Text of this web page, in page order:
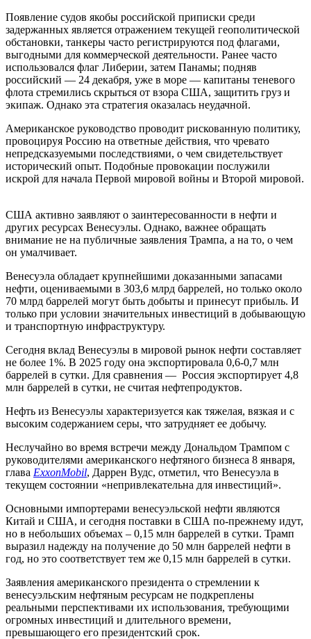
Появление судов якобы российской приписки среди
задержанных является отражением текущей геополитической
обстановки, танкеры часто регистрируются под флагами,
выгодными для коммерческой деятельности. Ранее часто
использовался флаг Либерии, затем Панамы; подняв
российский — 24 декабря, уже в море — капитаны теневого
флота стремились скрыться от взора США, защитить груз и
экипаж. Однако эта стратегия оказалась неудачной.
Американское руководство проводит рискованную политику,
провоцируя Россию на ответные действия, что чревато
непредсказуемыми последствиями, о чем свидетельствует
исторический опыт. Подобные провокации послужили
искрой для начала Первой мировой войны и Второй мировой.
США активно заявляют о заинтересованности в нефти и
других ресурсах Венесуэлы. Однако, важнее обращать
внимание не на публичные заявления Трампа, а на то, о чем
он умалчивает.
Венесуэла обладает крупнейшими доказанными запасами
нефти, оцениваемыми в 303,6 млрд баррелей, но только около
70 млрд баррелей могут быть добыты и принесут прибыль. И
только при условии значительных инвестиций в добывающую
и транспортную инфраструктуру.
Сегодня вклад Венесуэлы в мировой рынок нефти составляет
не более 1%. В 2025 году она экспортировала 0,6-0,7 млн
баррелей в сутки. Для сравнения — Россия экспортирует 4,8
млн баррелей в сутки, не считая нефтепродуктов.
Нефть из Венесуэлы характеризуется как тяжелая, вязкая и с
высоким содержанием серы, что затрудняет ее добычу.
Неслучайно во время встречи между Дональдом Трампом с
руководителями американского нефтяного бизнеса 8 января,
глава ExxonMobil, Даррен Вудс, отметил, что Венесуэла в
текущем состоянии «непривлекательна для инвестиций».
Основными импортерами венесуэльской нефти являются
Китай и США, и сегодня поставки в США по-прежнему идут,
но в небольших объемах – 0,15 млн баррелей в сутки. Трамп
выразил надежду на получение до 50 млн баррелей нефти в
год, но это соответствует тем же 0,15 млн баррелей в сутки.
Заявления американского президента о стремлении к
венесуэльским нефтяным ресурсам не подкреплены
реальными перспективами их использования, требующими
огромных инвестиций и длительного времени,
превышающего его президентский срок.